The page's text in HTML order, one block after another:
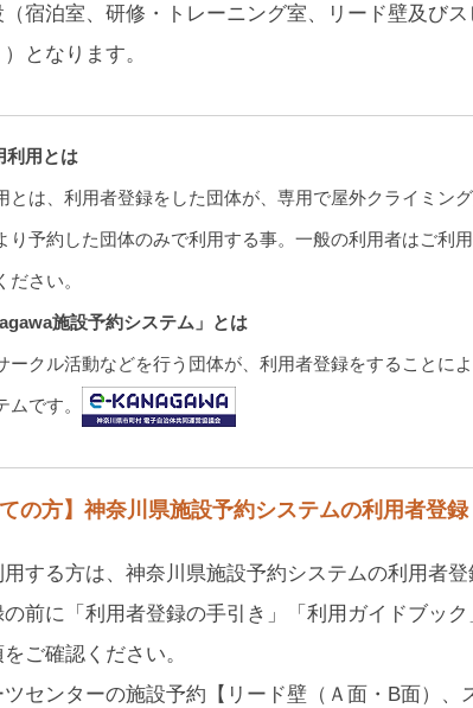
宿泊室、研修・トレーニング室、リード壁及び
となります。
利用とは
とは、利用者登録をした団体が、専用で屋外クライミン
り予約した団体のみで利用する事。一般の利用者はご
ださい。
施設予約システム」とは
ークル活動などを行う団体が、利用者登録をすること
ムです。
ての方】神奈川県施設予約システムの利用者登録
する方は、神奈川県施設予約システムの利用者登
前に「利用者登録の手引き」「利用ガイドブッ
ご確認ください。
センターの施設予約【リード壁（Ａ面・B面）